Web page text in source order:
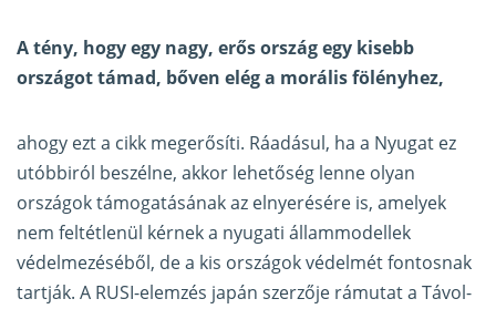
A tény, hogy egy nagy, erős ország egy kisebb
országot támad, bőven elég a morális fölényhez,
ahogy ezt a cikk megerősíti. Ráadásul, ha a Nyugat ez
utóbbiról beszélne, akkor lehetőség lenne olyan
országok támogatásának az elnyerésére is, amelyek
nem feltétlenül kérnek a nyugati állammodellek
védelmezéséből, de a kis országok védelmét fontosnak
tartják. A RUSI-elemzés japán szerzője rámutat a Távol-